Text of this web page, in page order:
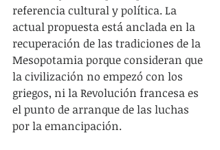
referencia cultural y política. La
actual propuesta está anclada en la
recuperación de las tradiciones de la
Mesopotamia porque consideran que
la civilización no empezó con los
griegos, ni la Revolución francesa es
el punto de arranque de las luchas
por la emancipación.